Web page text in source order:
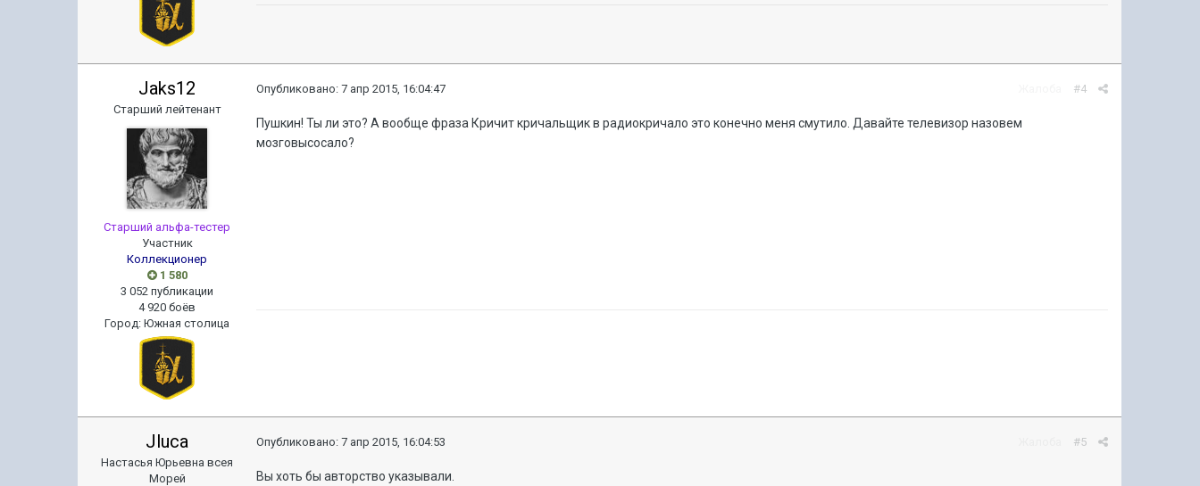
Jaks12
Старший лейтенант
Старший альфа-тестер
Участник
Коллекционер
1 580
3 052 публикации
4 920 боёв
Город:Южная столица
#4
Опубликовано:7 апр 2015, 16:04:47
Пушкин! Ты ли это? А вообще фраза Кричит кричальщик в радиокричало это конечно меня смутило. Давайте телевизор назовем
мозговысосало?
Jluca
Настасья Юрьевна всея
Морей
#5
Опубликовано:7 апр 2015, 16:04:53
Вы хоть бы авторство указывали.